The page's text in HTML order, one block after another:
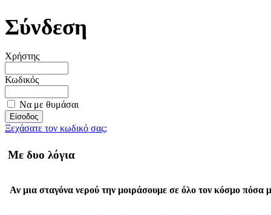
Σύνδεση
Χρήστης
Κωδικός
Να με θυμάσαι
Ξεχάσατε τον κωδικό σας;
Με δυο λόγια
Αν μια σταγόνα νερού την μοιράσουμε σε όλο τον κόσμο πόσα